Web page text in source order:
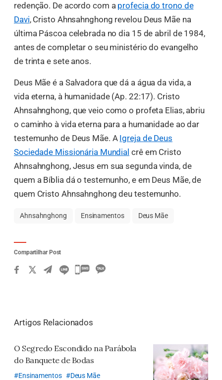
redenção. De acordo com a profecia do trono de
Davi, Cristo Ahnsahnghong revelou Deus Mãe na
última Páscoa celebrada no dia 15 de abril de 1984,
antes de completar o seu ministério do evangelho
de trinta e sete anos.
Deus Mãe é a Salvadora que dá a água da vida, a
vida eterna, à humanidade (Ap. 22:17). Cristo
Ahnsahnghong, que veio como o profeta Elias, abriu
o caminho à vida eterna para a humanidade ao dar
testemunho de Deus Mãe. A Igreja de Deus
Sociedade Missionária Mundial crê em Cristo
Ahnsahnghong, Jesus em sua segunda vinda, de
quem a Bíblia dá o testemunho, e em Deus Mãe, de
quem Cristo Ahnsahnghong deu testemunho.
Ahnsahnghong Ensinamentos Deus Mãe
Compartilhar Post
카
하
Artigos Relacionados
O Segredo Escondido na Parábola
do Banquete de Bodas
Ensinamentos Deus Mãe